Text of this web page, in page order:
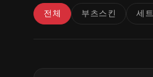
전체 부츠스킨 세트